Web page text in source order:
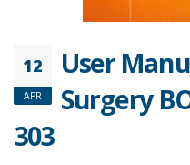
12
APR
User
Surgery
303